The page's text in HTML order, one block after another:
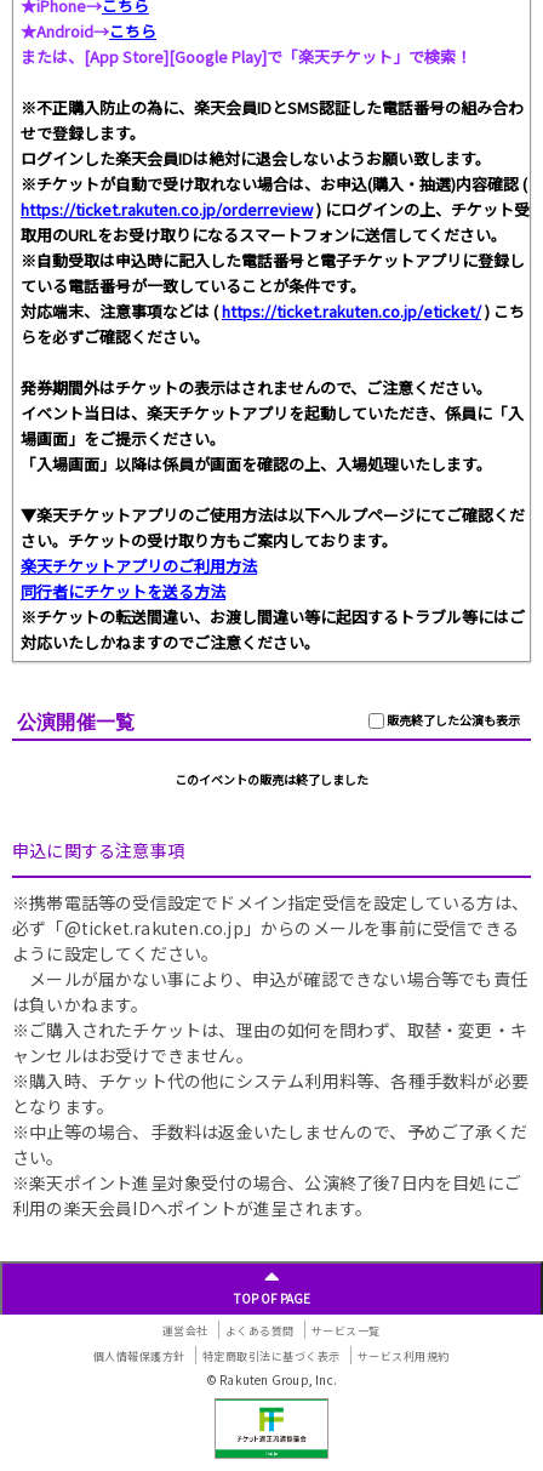
★iPhone→こちら
★Android→こちら
または、[App Store][Google Play]で「楽天チケット」で検索！
※不正購入防止の為に、楽天会員IDとSMS認証した電話番号の組み合わ
せで登録します。
ログインした楽天会員IDは絶対に退会しないようお願い致します。
※チケットが自動で受け取れない場合は、お申込(購入・抽選)内容確認 (
https://ticket.rakuten.co.jp/orderreview) にログインの上、チケット受
取用のURLをお受け取りになるスマートフォンに送信してください。
※自動受取は申込時に記入した電話番号と電子チケットアプリに登録し
ている電話番号が一致していることが条件です。
対応端末、注意事項などは (https://ticket.rakuten.co.jp/eticket/) こち
らを必ずご確認ください。
発券期間外はチケットの表示はされませんので、ご注意ください。
イベント当日は、楽天チケットアプリを起動していただき、係員に「入
場画面」をご提示ください。
「入場画面」以降は係員が画面を確認の上、入場処理いたします。
▼楽天チケットアプリのご使用方法は以下ヘルプページにてご確認くだ
さい。チケットの受け取り方もご案内しております。
楽天チケットアプリのご利用方法
同行者にチケットを送る方法
※チケットの転送間違い、お渡し間違い等に起因するトラブル等にはご
対応いたしかねますのでご注意ください。
販売終了した公演も表示
公演開催一覧
このイベントの販売は終了しました
申込に関する注意事項
※携帯電話等の受信設定でドメイン指定受信を設定している方は、
必ず「@ticket.rakuten.co.jp」からのメールを事前に受信できる
ように設定してください。
メールが届かない事により、申込が確認できない場合等でも責任
は負いかねます。
※ご購入されたチケットは、理由の如何を問わず、取替・変更・キ
ャンセルはお受けできません。
※購入時、チケット代の他にシステム利用料等、各種手数料が必要
となります。
※中止等の場合、手数料は返金いたしませんので、予めご了承くだ
さい。
※楽天ポイント進呈対象受付の場合、公演終了後7日内を目処にご
利用の楽天会員IDへポイントが進呈されます。
TOP OF PAGE
運営会社 よくある質問
サービス一覧
個人情報保護方針
特定商取引法に基づく表示 サービス利用規約
© Rakuten Group, Inc.